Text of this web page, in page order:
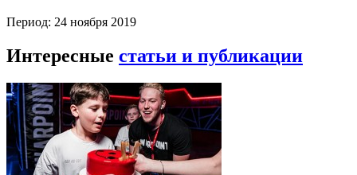
Период: 24 ноября 2019
Интересные статьи и публикации